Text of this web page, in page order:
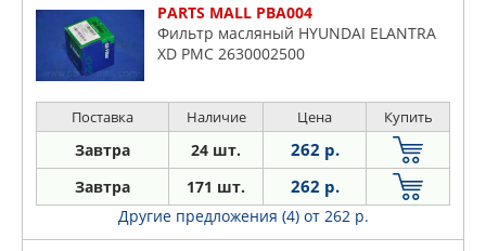
PARTS MALL PBA004
Фильтр масляный HYUNDAI ELANTRA
XD PMC 2630002500
Поставка Наличие Цена Купить
Завтра 24 шт. 262 р.
Завтра 171 шт. 262 р.
Другие предложения (4) от 262 р.